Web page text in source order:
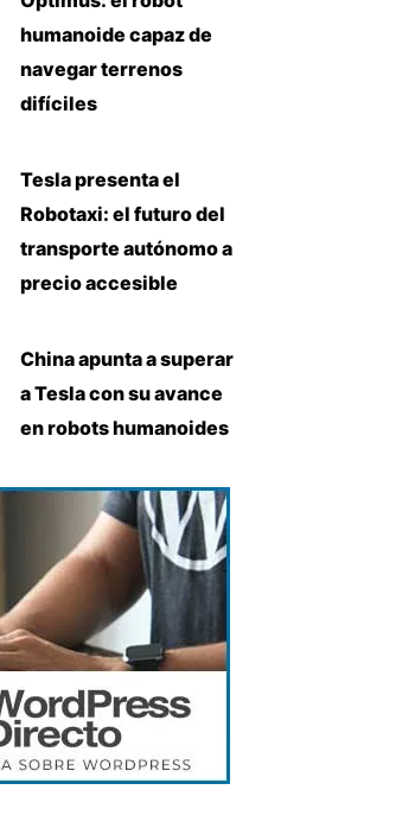
humanoide capaz de
navegar terrenos
difíciles
Tesla presenta el
Robotaxi: el futuro del
transporte autónomo a
precio accesible
China apunta a superar
a Tesla con su avance
en robots humanoides